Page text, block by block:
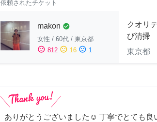
依頼されたチケット
makon check_circle
女性 / 60代 / 東京都
sentiment_satisfied 812 sentiment_neutral 16 sentiment_dissatisfied 1
クオリ
び清掃
東京都
ありがとうございました☺️ 丁寧でとても良